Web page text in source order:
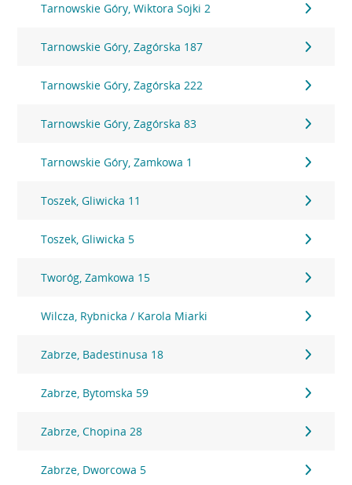
Tarnowskie Góry, Wiktora Sojki 2
Tarnowskie Góry, Zagórska 187
Tarnowskie Góry, Zagórska 222
Tarnowskie Góry, Zagórska 83
Tarnowskie Góry, Zamkowa 1
Toszek, Gliwicka 11
Toszek, Gliwicka 5
Tworóg, Zamkowa 15
Wilcza, Rybnicka / Karola Miarki
Zabrze, Badestinusa 18
Zabrze, Bytomska 59
Zabrze, Chopina 28
Zabrze, Dworcowa 5